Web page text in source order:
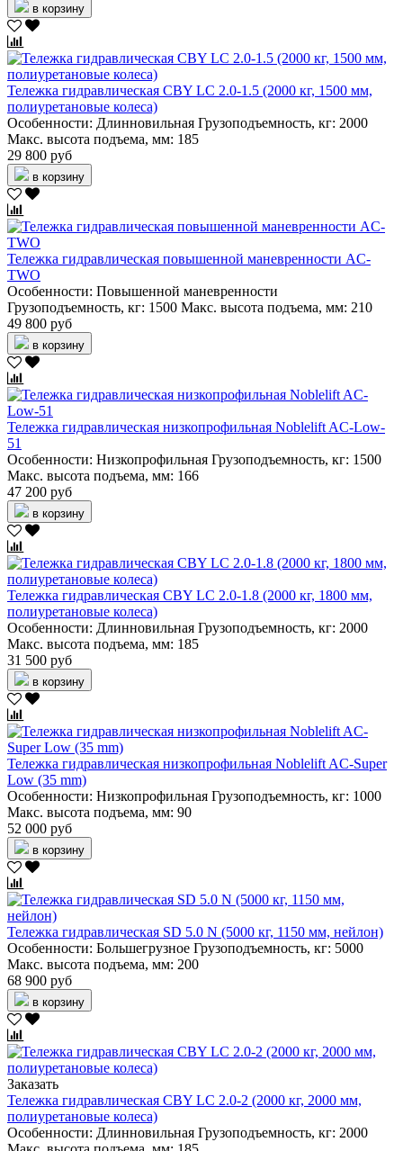
в корзину
Тележка гидравлическая CBY LC 2.0-1.5 (2000 кг, 1500 мм,
полиуретановые колеса)
Особенности: Длинновильная Грузоподъемность, кг: 2000
Макс. высота подъема, мм: 185
29 800 руб
в корзину
Тележка гидравлическая повышенной маневренности AC-
TWO
Особенности: Повышенной маневренности
Грузоподъемность, кг: 1500 Макс. высота подъема, мм: 210
49 800 руб
в корзину
Тележка гидравлическая низкопрофильная Noblelift AC-Low-
51
Особенности: Низкопрофильная Грузоподъемность, кг: 1500
Макс. высота подъема, мм: 166
47 200 руб
в корзину
Тележка гидравлическая CBY LC 2.0-1.8 (2000 кг, 1800 мм,
полиуретановые колеса)
Особенности: Длинновильная Грузоподъемность, кг: 2000
Макс. высота подъема, мм: 185
31 500 руб
в корзину
Тележка гидравлическая низкопрофильная Noblelift AC-Super
Low (35 mm)
Особенности: Низкопрофильная Грузоподъемность, кг: 1000
Макс. высота подъема, мм: 90
52 000 руб
в корзину
Тележка гидравлическая SD 5.0 N (5000 кг, 1150 мм, нейлон)
Особенности: Большегрузное Грузоподъемность, кг: 5000
Макс. высота подъема, мм: 200
68 900 руб
в корзину
Заказать
Тележка гидравлическая CBY LC 2.0-2 (2000 кг, 2000 мм,
полиуретановые колеса)
Особенности: Длинновильная Грузоподъемность, кг: 2000